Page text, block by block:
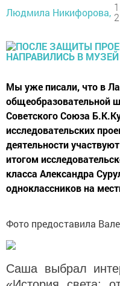
Людмила Никифорова,
Мы уже писали, что в
общеобразовательной
Советского Союза
исследовательских
деятельности
итогом
класса Александра
одноклассников на
Фото предоставила
Саша выбрал